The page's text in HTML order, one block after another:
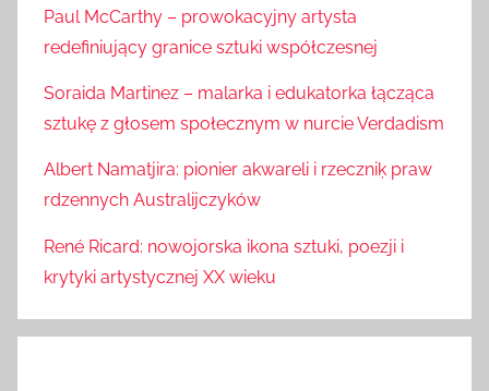
Paul McCarthy – prowokacyjny artysta
redefiniujący granice sztuki współczesnej
Soraida Martinez – malarka i edukatorka łącząca
sztukę z głosem społecznym w nurcie Verdadism
Albert Namatjira: pionier akwareli i rzeczniķ praw
rdzennych Australijczyków
René Ricard: nowojorska ikona sztuki, poezji i
krytyki artystycznej XX wieku